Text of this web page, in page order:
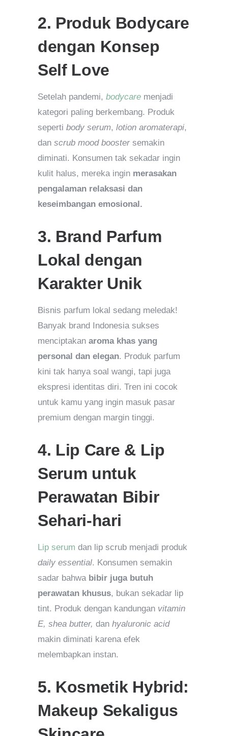
2. Produk Bodycare
dengan Konsep
Self Love
Setelah pandemi, bodycare menjadi
kategori paling berkembang. Produk
seperti body serum, lotion aromaterapi,
dan scrub mood booster semakin
diminati. Konsumen tak sekadar ingin
kulit halus, mereka ingin merasakan
pengalaman relaksasi dan
keseimbangan emosional.
3. Brand Parfum
Lokal dengan
Karakter Unik
Bisnis parfum lokal sedang meledak!
Banyak brand Indonesia sukses
menciptakan aroma khas yang
personal dan elegan. Produk parfum
kini tak hanya soal wangi, tapi juga
ekspresi identitas diri. Tren ini cocok
untuk kamu yang ingin masuk pasar
premium dengan margin tinggi.
4. Lip Care & Lip
Serum untuk
Perawatan Bibir
Sehari-hari
Lip serum dan lip scrub menjadi produk
daily essential. Konsumen semakin
sadar bahwa bibir juga butuh
perawatan khusus, bukan sekadar lip
tint. Produk dengan kandungan vitamin
E, shea butter, dan hyaluronic acid
makin diminati karena efek
melembapkan instan.
5. Kosmetik Hybrid:
Makeup Sekaligus